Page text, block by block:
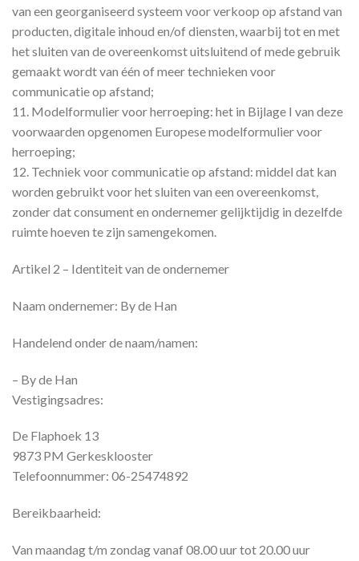
van een georganiseerd systeem voor verkoop op afstand van
producten, digitale inhoud en/of diensten, waarbij tot en met
het sluiten van de overeenkomst uitsluitend of mede gebruik
gemaakt wordt van één of meer technieken voor
communicatie op afstand;
11. Modelformulier voor herroeping: het in Bijlage I van deze
voorwaarden opgenomen Europese modelformulier voor
herroeping;
12. Techniek voor communicatie op afstand: middel dat kan
worden gebruikt voor het sluiten van een overeenkomst,
zonder dat consument en ondernemer gelijktijdig in dezelfde
ruimte hoeven te zijn samengekomen.
Artikel 2 – Identiteit van de ondernemer
Naam ondernemer: By de Han
Handelend onder de naam/namen:
– By de Han
Vestigingsadres:
De Flaphoek 13
9873 PM Gerkesklooster
Telefoonnummer: 06-25474892
Bereikbaarheid:
Van maandag t/m zondag vanaf 08.00 uur tot 20.00 uur